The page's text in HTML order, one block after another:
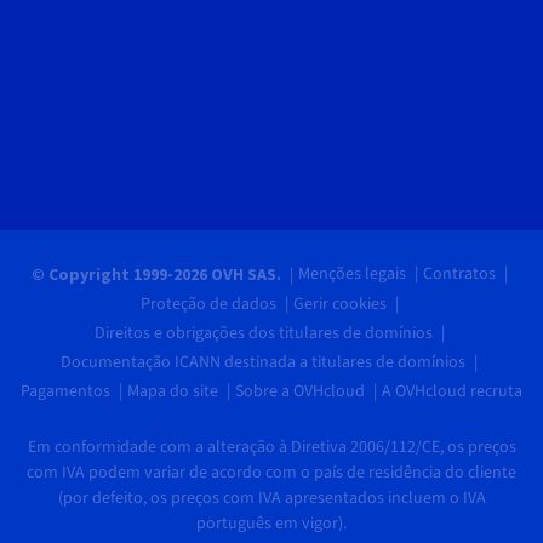
© Copyright 1999-2026 OVH SAS. Menções legais
Contratos
Proteção de dados
Gerir cookies
Direitos e obrigações dos titulares de domínios
Documentação ICANN destinada a titulares de domínios
Pagamentos
Mapa do site Sobre a OVHcloud A OVHcloud recruta
Em conformidade com a alteração à Diretiva 2006/112/CE, os preços
com IVA podem variar de acordo com o país de residência do cliente
(por defeito, os preços com IVA apresentados incluem o IVA
português em vigor).